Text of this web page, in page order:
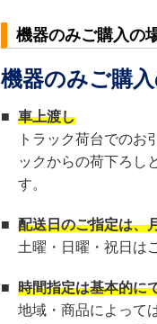
機器のみご購入の
機器のみご購
■ 車上渡し
トラック荷台でのお
ックからの荷下ろし
す。
■ 配送日のご指定は、
土曜・日曜・祝日は
■ 時間指定は基本的に
地域・商品によって